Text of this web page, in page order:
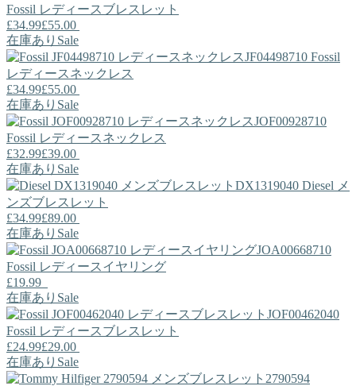
Fossil レディースブレスレット
£34.99£55.00
在庫あり Sale
JF04498710 Fossil
レディースネックレス
£34.99£55.00
在庫あり Sale
JOF00928710
Fossil レディースネックレス
£32.99£39.00
在庫あり Sale
DX1319040 Diesel メ
ンズブレスレット
£34.99£89.00
在庫あり Sale
JOA00668710
Fossil レディースイヤリング
£19.99
在庫あり Sale
JOF00462040
Fossil レディースブレスレット
£24.99£29.00
在庫あり Sale
2790594